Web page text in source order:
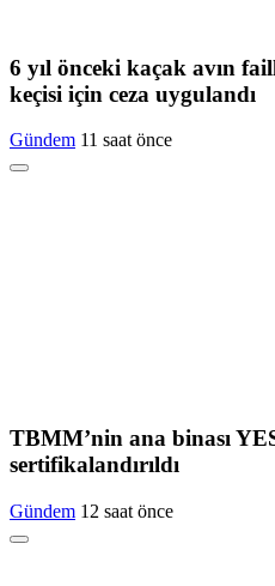
6 yıl önceki kaçak avın
keçisi için ceza uygulandı
Gündem 11 saat önce
TBMM’nin ana binası
sertifikalandırıldı
Gündem 12 saat önce